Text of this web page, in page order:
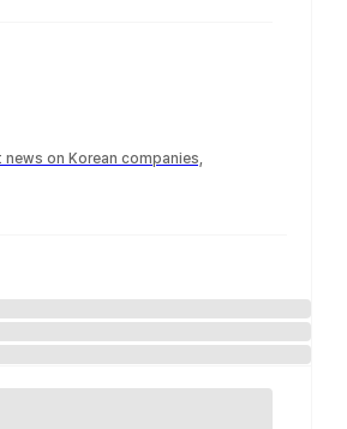
on Korean companies,